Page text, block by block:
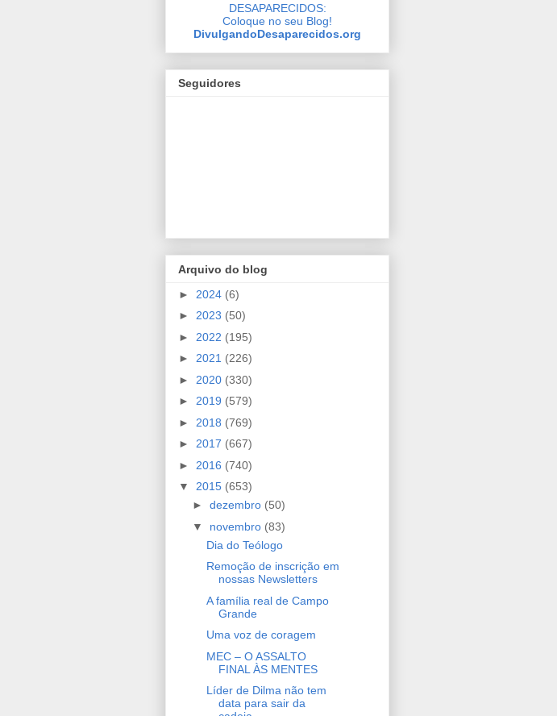
DESAPARECIDOS:
Coloque no seu Blog!
DivulgandoDesaparecidos.org
Seguidores
Arquivo do blog
► 2024 (6)
► 2023 (50)
► 2022 (195)
► 2021 (226)
► 2020 (330)
► 2019 (579)
► 2018 (769)
► 2017 (667)
► 2016 (740)
▼ 2015 (653)
► dezembro (50)
▼ novembro (83)
Dia do Teólogo
Remoção de inscrição em
nossas Newsletters
A família real de Campo
Grande
Uma voz de coragem
MEC – O ASSALTO
FINAL ÀS MENTES
Líder de Dilma não tem
data para sair da